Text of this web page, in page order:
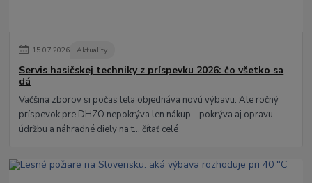
15.07.2026 Aktuality
Servis hasičskej techniky z príspevku 2026: čo všetko sa
dá
Väčšina zborov si počas leta objednáva novú výbavu. Ale ročný
príspevok pre DHZO nepokrýva len nákup - pokrýva aj opravu,
údržbu a náhradné diely na t...čítať celé